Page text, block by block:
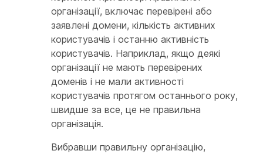
організації, включає перевірені або
заявлені домени, кількість активних
користувачів і останню активність
користувачів. Наприклад, якщо деякі
організації не мають перевірених
доменів і не мали активності
користувачів протягом останнього року,
швидше за все, це не правильна
організація.
Вибравши правильну організацію,